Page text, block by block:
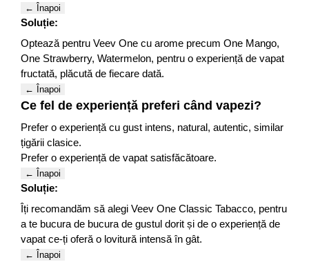
← Înapoi
Soluție:
Optează pentru Veev One cu arome precum One Mango,
One Strawberry, Watermelon, pentru o experiență de vapat
fructată, plăcută de fiecare dată.
← Înapoi
Ce fel de experiență preferi când vapezi?
Prefer o experiență cu gust intens, natural, autentic, similar
țigării clasice.
Prefer o experiență de vapat satisfăcătoare.
← Înapoi
Soluție:
Îți recomandăm să alegi Veev One Classic Tabacco, pentru
a te bucura de bucura de gustul dorit și de o experiență de
vapat ce-ți oferă o lovitură intensă în gât.
← Înapoi